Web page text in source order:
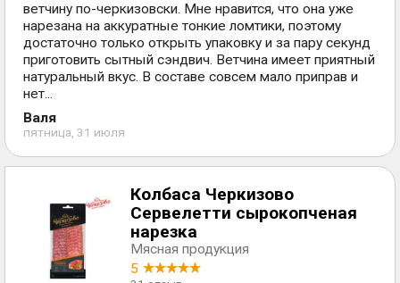
ветчину по-черкизовски. Мне нравится, что она уже
нарезана на аккуратные тонкие ломтики, поэтому
достаточно только открыть упаковку и за пару секунд
приготовить сытный сэндвич. Ветчина имеет приятный
натуральный вкус. В составе совсем мало приправ и
нет...
Валя
пятница, 31 июля
Колбаса Черкизово
Сервелетти сырокопченая
нарезка
Мясная продукция
5